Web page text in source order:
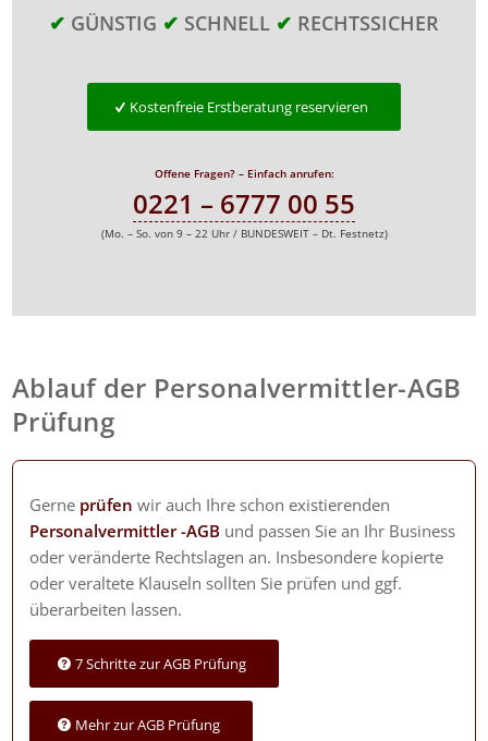
✔ GÜNSTIG ✔ SCHNELL ✔ RECHTSSICHER
Kostenfreie Erstberatung reservieren
Offene Fragen? – Einfach anrufen:
0221 – 6777 00 55
(Mo. – So. von 9 – 22 Uhr / BUNDESWEIT – Dt. Festnetz)
Ablauf der Personalvermittler-AGB
Prüfung
Gerne prüfen wir auch Ihre schon existierenden
Personalvermittler -AGB und passen Sie an Ihr Business
oder veränderte Rechtslagen an. Insbesondere kopierte
oder veraltete Klauseln sollten Sie prüfen und ggf.
überarbeiten lassen.
7 Schritte zur AGB Prüfung
Mehr zur AGB Prüfung